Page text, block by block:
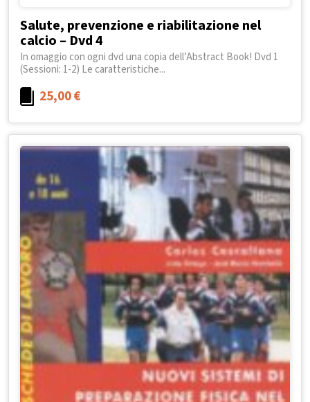
Salute, prevenzione e riabilitazione nel
calcio – Dvd 4
In omaggio con ogni dvd una copia dell’Abstract Book! Dvd 1
(Sessioni: 1-2) Le caratteristiche...
25,00€